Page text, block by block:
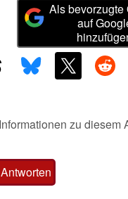
Als bevorzugte
auf
zu